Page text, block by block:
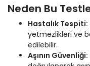
Neden Bu
Hastalık Tespiti:
yetmezlikleri ve
edilebilir.
Aşının Güvenliği: